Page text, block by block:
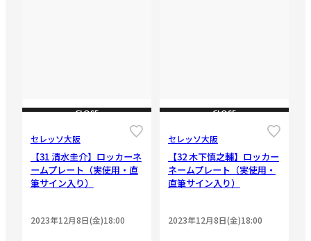
CLOSE
セレッソ大阪
【31 清水圭介】ロッカーネ
ームプレート（実使用・直
筆サイン入り）
2023年12月8日(金)18:00
CLOSE
セレッソ大阪
【32 木下慎之輔】ロッカー
ネームプレート（実使用・
直筆サイン入り）
2023年12月8日(金)18:00